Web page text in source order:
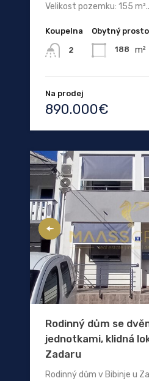
Velikost pozemku: 155
Koupelna
2
Obytný
188 m²
Na prodej
890.000€
Rodinný dům se
jednotkami, klidná
Zadaru
Rodinný dům v Bibinje u